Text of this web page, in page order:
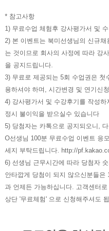
* 참고사항
1) 무료수업 체험후 강사평가서 및
2) 본 이벤트는 북미선생님의 신규
는 것이므로 회사의 사정에 따라 강
을 공지드립니다.
3) 무료로 제공되는 5회 수업권은
용하셔야 하며, 시간변경 및 연기신
4) 강사평가서 및 수강후기를 작성
정시 불이익을 받으실수 있습니다
5) 당첨자는 카톡으로 공지되오니,
O선생님 100분 무료수업 이벤트 응
세지 부탁드립니다. http://
6) 선생님 근무시간에 따라 당첨자
안타깝게 당첨이 되지 않으신분들은
과 언제든 가능하십니다. 고객센터
상단 '무료체험' 으로 신청해주셔도